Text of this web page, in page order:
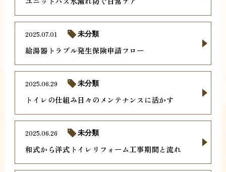
給湯器トラブル発生保険申請フロー
2025.07.01 未分類
トイレの仕組み日々のメンテナンスに活かす
2025.06.29 未分類
和式から洋式トイレリフォーム工事期間と流れ
2025.06.26 未分類